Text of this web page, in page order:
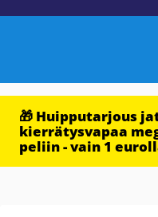
🎁 Huipputarjous
kierrätysvapaa
peliin - vain 1